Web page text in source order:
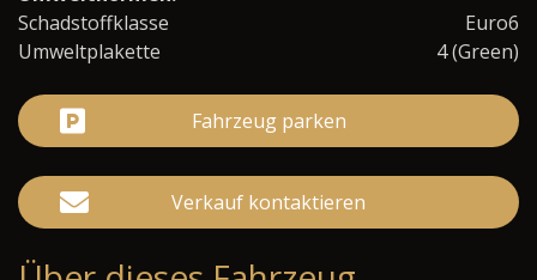
Schadstoffklasse
Euro6
Umweltplakette
4 (Green)
Fahrzeug parken
Verkauf kontaktieren